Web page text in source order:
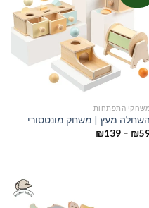
משחקי התפתחות
השחלה מעץ | משחק מונטסורי
₪
–
₪139
טווח